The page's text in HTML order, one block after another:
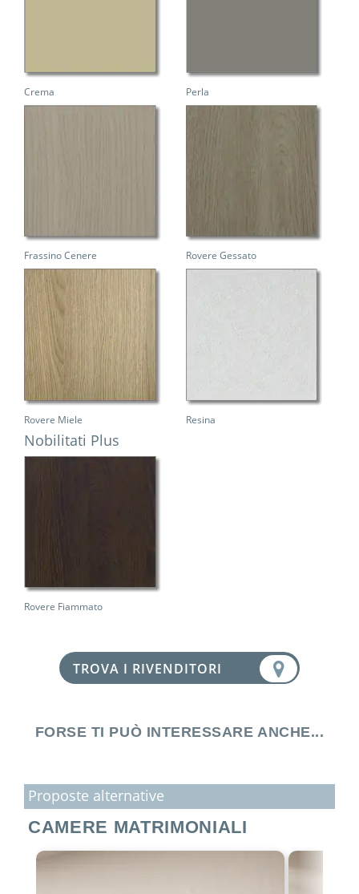
Crema Perla
Frassino Cenere Rovere Gessato
Rovere Miele Resina
Nobilitati Plus
Rovere Fiammato
TROVA I RIVENDITORI
FORSE TI PUÒ INTERESSARE ANCHE...
Proposte alternative
CAMERE MATRIMONIALI